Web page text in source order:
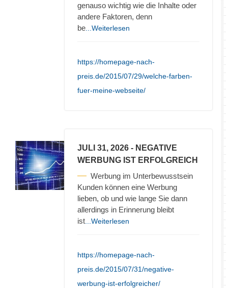
genauso wichtig wie die Inhalte oder
andere Faktoren, denn
be ...Weiterlesen
https://homepage-nach-
preis.de/2015/07/29/welche-farben-
fuer-meine-webseite/
JULI 31, 2026 - NEGATIVE
WERBUNG IST ERFOLGREICH
Werbung im Unterbewusstsein
Kunden können eine Werbung
lieben, ob und wie lange Sie dann
allerdings in Erinnerung bleibt
ist ...Weiterlesen
https://homepage-nach-
preis.de/2015/07/31/negative-
werbung-ist-erfolgreicher/